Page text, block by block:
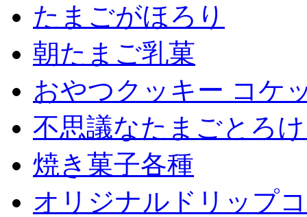
たまごがほろり
朝たまご乳菓
おやつクッキー コケ
不思議なたまごとろ
焼き菓子各種
オリジナルドリップ